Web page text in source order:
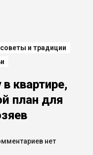
и традиции
квартире,
план для
нет